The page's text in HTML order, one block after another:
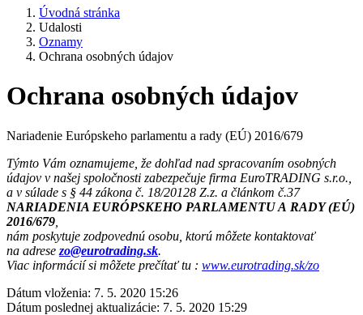
Úvodná stránka
Udalosti
Oznamy
Ochrana osobných údajov
Ochrana osobných údajov
Nariadenie Európskeho parlamentu a rady (EÚ) 2016/679
Týmto Vám oznamujeme, že dohľad nad spracovaním osobných
údajov v našej spoločnosti zabezpečuje firma EuroTRADING s.r.o.,
a v súlade s § 44 zákona č. 18/20128 Z.z. a článkom č.37
NARIADENIA EURÓPSKEHO PARLAMENTU A RADY (EÚ)
2016/679
nám poskytuje zodpovednú osobu, ktorú môžete kontaktovať
na adrese zo@eurotrading.sk.
Viac informácií si môžete prečítať tu : www.eurotrading.sk/zo
Dátum vloženia: 7. 5. 2020 15:26
Dátum poslednej aktualizácie: 7. 5. 2020 15:29